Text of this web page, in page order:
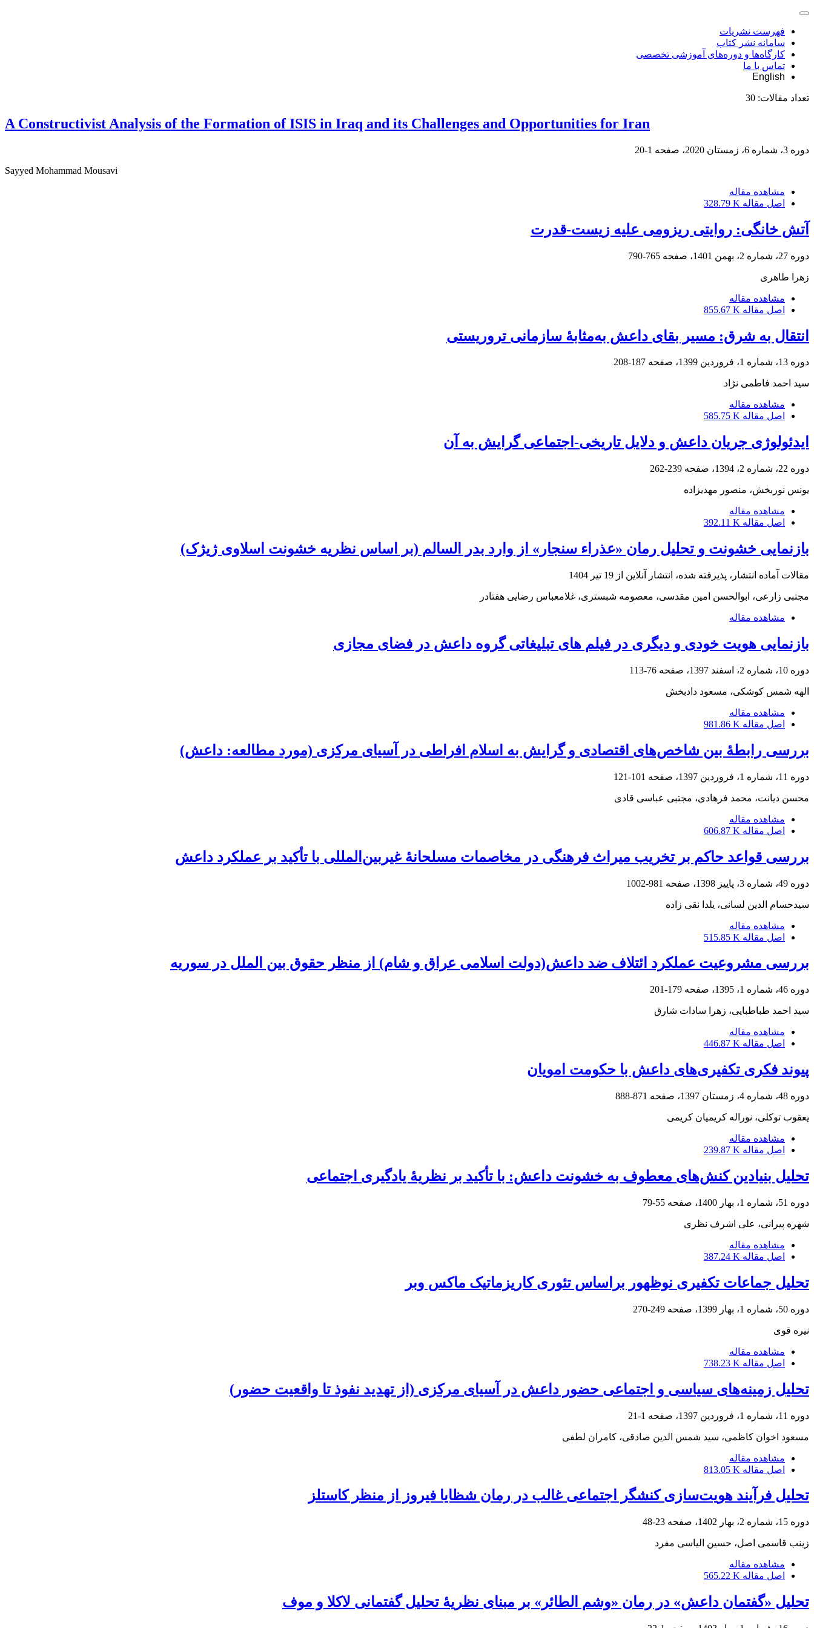
فهرست نشریات
سامانه نشر کتاب
کارگاه‌ها و دوره‌های آموزشی تخصصی
تماس با ما
English
تعداد مقالات: 30
A Constructivist Analysis of the Formation of ISIS in Iraq and its Challenges and Opportunities for Iran
دوره 3، شماره 6، زمستان 2020، صفحه
1-20
Sayyed Mohammad Mousavi
مشاهده مقاله
اصل مقاله 328.79 K
آتش خانگی: روایتی ریزومی علیه زیست-قدرت
دوره 27، شماره 2، بهمن 1401، صفحه 765-790
زهرا طاهری
مشاهده مقاله
اصل مقاله 855.67 K
انتقال به شرق: مسیر بقای داعش به‌مثابۀ سازمانی تروریستی
دوره 13، شماره 1، فروردین 1399، صفحه 187-208
سید احمد فاطمی نژاد
مشاهده مقاله
اصل مقاله 585.75 K
ایدئولوژی جریان داعش و دلایل تاریخی-اجتماعی گرایش به آن
دوره 22، شماره 2، 1394، صفحه 239-262
یونس نوربخش، منصور مهدیزاده
مشاهده مقاله
اصل مقاله 392.11 K
بازنمایی خشونت و تحلیل رمان «عذراء سنجار» از وارد بدر السالم (بر اساس نظریه خشونت اسلاوی ژیژک)
مقالات آماده انتشار، پذیرفته شده، انتشار آنلاین از 19 تیر 1404
مجتبی زارعی، ابوالحسن امین مقدسی، معصومه شبستری، غلامعباس رضایی هفتادر
مشاهده مقاله
بازنمایی هویت خودی و دیگری در فیلم های تبلیغاتی گروه داعش در فضای مجازی
دوره 10، شماره 2، اسفند 1397، صفحه 76-113
الهه شمس کوشکی، مسعود دادبخش
مشاهده مقاله
اصل مقاله 981.86 K
بررسی رابطۀ بین شاخص‌های اقتصادی و گرایش به‌ اسلام افراطی در آسیای مرکزی (مورد مطالعه: داعش)
دوره 11، شماره 1، فروردین 1397، صفحه 101-121
محسن دیانت، محمد فرهادی، مجتبی عباسی قادی
مشاهده مقاله
اصل مقاله 606.87 K
بررسی قواعد حاکم بر تخریب میراث فرهنگی در مخاصمات مسلحانۀ غیربین‌المللی با تأکید بر عملکرد داعش
دوره 49، شماره 3، پاییز 1398، صفحه 981-1002
سیدحسام ‏الدین لسانی، یلدا نقی زاده
مشاهده مقاله
اصل مقاله 515.85 K
بررسی مشروعیت عملکرد ائتلاف ضد داعش(دولت اسلامی عراق و شام) از منظر حقوق بین الملل در سوریه
دوره 46، شماره 1، 1395، صفحه 179-201
سید احمد طباطبایی، زهرا سادات شارق
مشاهده مقاله
اصل مقاله 446.87 K
پیوند فکری تکفیری‌های داعش با حکومت امویان
دوره 48، شماره 4، زمستان 1397، صفحه 871-888
یعقوب توکلی، نوراله کریمیان کریمی
مشاهده مقاله
اصل مقاله 239.87 K
تحلیل بنیادین کنش‌های معطوف به خشونت داعش: با تأکید بر نظریۀ یادگیری اجتماعی
دوره 51، شماره 1، بهار 1400، صفحه 55-79
شهره پیرانی، علی اشرف نظری
مشاهده مقاله
اصل مقاله 387.24 K
تحلیل جماعات تکفیری نوظهور براساس تئوری کاریزماتیک ماکس وبر
دوره 50، شماره 1، بهار 1399، صفحه 249-270
نیره قوی
مشاهده مقاله
اصل مقاله 738.23 K
تحلیل زمینه‌‌های سیاسی و اجتماعی حضور داعش در آسیای مرکزی (از تهدید نفوذ تا واقعیت حضور)
دوره 11، شماره 1، فروردین 1397، صفحه 1-21
مسعود اخوان کاظمی، سید شمس الدین صادقی، کامران لطفی
مشاهده مقاله
اصل مقاله 813.05 K
تحلیل فرآیند هویت‌سازی کنشگر اجتماعی غالب در رمان شظایا فیروز از منظر کاستلز
دوره 15، شماره 2، بهار 1402، صفحه 23-48
زینب قاسمی اصل، حسین الیاسی مفرد
مشاهده مقاله
اصل مقاله 565.22 K
تحلیل «گفتمان داعش» در رمان «وشم الطائر» بر مبنای نظریۀ تحلیل گفتمانی لاکلا و موف